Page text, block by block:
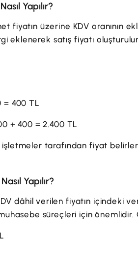
Yapılır?
fiyatın üzerine KDV oranının
eklenerek satış fiyatı
= 400 TL
+ 400 = 2.400 TL
tarafından fiyat
Yapılır?
dâhil verilen fiyatın içindeki
süreçleri için önemlidir.